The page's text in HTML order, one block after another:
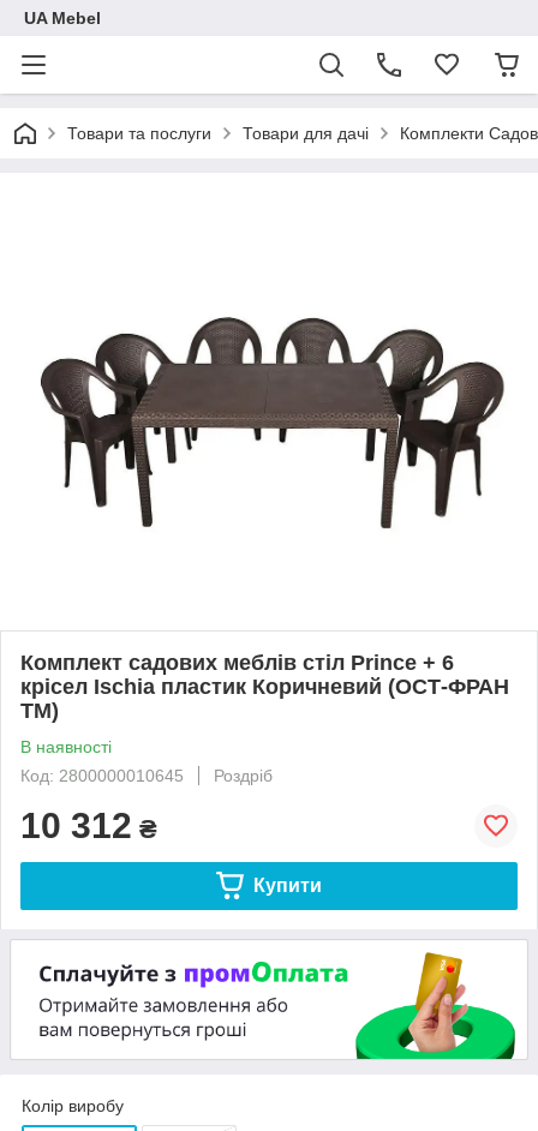
UA Mebel
Товари та послуги Товари для дачі Комплекти
Комплект садових меблів стіл Prince + 6
крісел Ischia пластик Коричневий (ОСТ-ФРАН
ТМ)
В наявності
Код: 2800000010645
Роздріб
10 312 ₴
Купити
Колір виробу